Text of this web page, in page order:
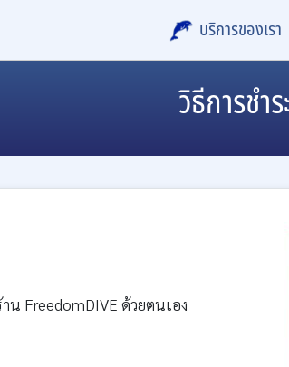
บริการของเรา
วิธีการชำร
FreedomDIVE ด้วยตนเอง